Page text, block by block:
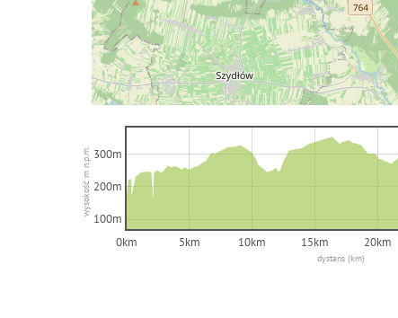
dystans (km)
wysokość m n.p.m.
0km 5km 10km 15km 20km
100m
200m
300m